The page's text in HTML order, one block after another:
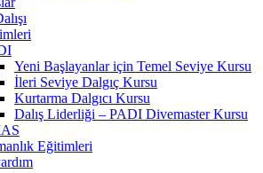
Yeni Başlayanlar için Temel Seviye Kursu
İleri Seviye Dalgıç Kursu
Kurtarma Dalgıcı Kursu
Dalış Liderliği – PADI Divemaster Kursu
Eğitimleri